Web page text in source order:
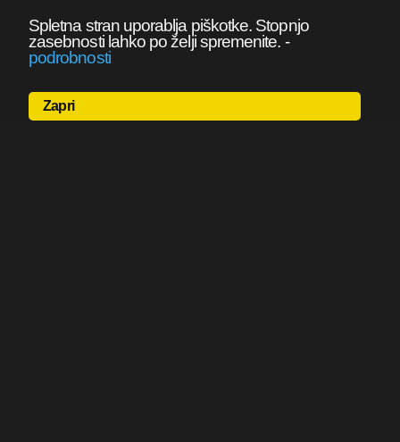
Spletna stran uporablja piškotke. Stopnjo
zasebnosti lahko po želji spremenite. -
podrobnosti
Zapri